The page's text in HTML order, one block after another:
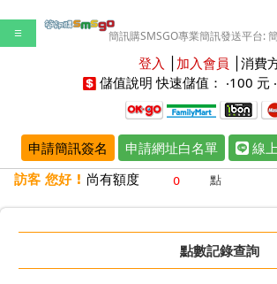
☰ 簡訊購SMSGO專業簡訊發送平台:
登入 加入會員 消費
儲值說明 快速儲值： ‧100 元 ‧
申請簡訊簽名 申請網址白名單 線
訪客 您好 ! 尚有額度 點
點數記錄查詢